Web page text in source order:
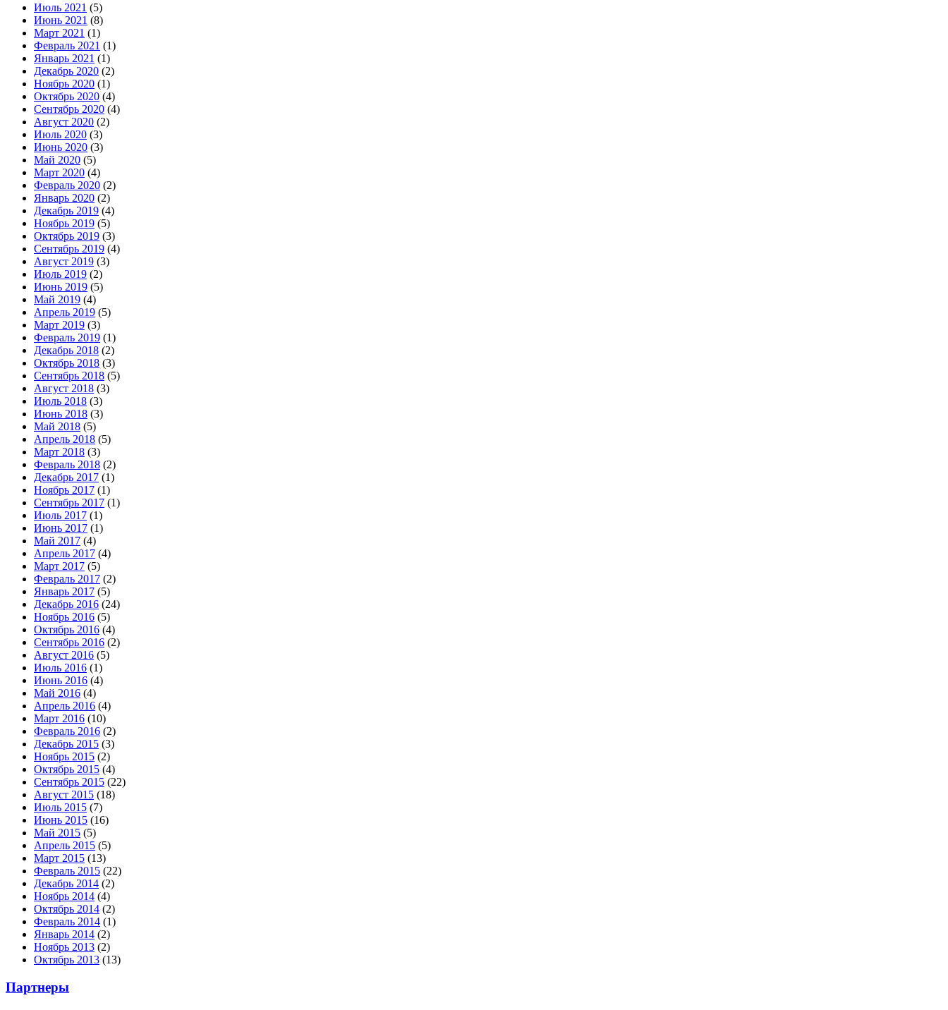
Июль 2021 (5)
Июнь 2021 (8)
Март 2021 (1)
Февраль 2021 (1)
Январь 2021 (1)
Декабрь 2020 (2)
Ноябрь 2020 (1)
Октябрь 2020 (4)
Сентябрь 2020 (4)
Август 2020 (2)
Июль 2020 (3)
Июнь 2020 (3)
Май 2020 (5)
Март 2020 (4)
Февраль 2020 (2)
Январь 2020 (2)
Декабрь 2019 (4)
Ноябрь 2019 (5)
Октябрь 2019 (3)
Сентябрь 2019 (4)
Август 2019 (3)
Июль 2019 (2)
Июнь 2019 (5)
Май 2019 (4)
Апрель 2019 (5)
Март 2019 (3)
Февраль 2019 (1)
Декабрь 2018 (2)
Октябрь 2018 (3)
Сентябрь 2018 (5)
Август 2018 (3)
Июль 2018 (3)
Июнь 2018 (3)
Май 2018 (5)
Апрель 2018 (5)
Март 2018 (3)
Февраль 2018 (2)
Декабрь 2017 (1)
Ноябрь 2017 (1)
Сентябрь 2017 (1)
Июль 2017 (1)
Июнь 2017 (1)
Май 2017 (4)
Апрель 2017 (4)
Март 2017 (5)
Февраль 2017 (2)
Январь 2017 (5)
Декабрь 2016 (24)
Ноябрь 2016 (5)
Октябрь 2016 (4)
Сентябрь 2016 (2)
Август 2016 (5)
Июль 2016 (1)
Июнь 2016 (4)
Май 2016 (4)
Апрель 2016 (4)
Март 2016 (10)
Февраль 2016 (2)
Декабрь 2015 (3)
Ноябрь 2015 (2)
Октябрь 2015 (4)
Сентябрь 2015 (22)
Август 2015 (18)
Июль 2015 (7)
Июнь 2015 (16)
Май 2015 (5)
Апрель 2015 (5)
Март 2015 (13)
Февраль 2015 (22)
Декабрь 2014 (2)
Ноябрь 2014 (4)
Октябрь 2014 (2)
Февраль 2014 (1)
Январь 2014 (2)
Ноябрь 2013 (2)
Октябрь 2013 (13)
Партнеры